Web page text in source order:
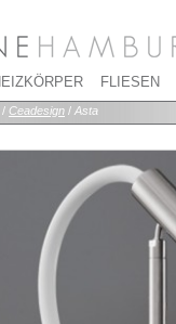
FLIESEN
/ Ceadesign / Asta